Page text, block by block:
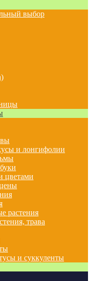
выбор
и лонгифолии
цветами
растения
трава
и суккуленты